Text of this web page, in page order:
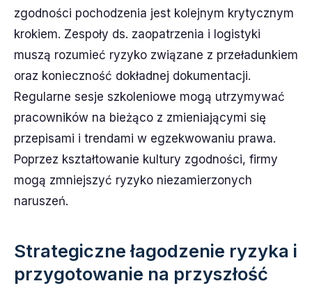
zgodności pochodzenia jest kolejnym krytycznym
krokiem. Zespoły ds. zaopatrzenia i logistyki
muszą rozumieć ryzyko związane z przeładunkiem
oraz konieczność dokładnej dokumentacji.
Regularne sesje szkoleniowe mogą utrzymywać
pracowników na bieżąco z zmieniającymi się
przepisami i trendami w egzekwowaniu prawa.
Poprzez kształtowanie kultury zgodności, firmy
mogą zmniejszyć ryzyko niezamierzonych
naruszeń.
Strategiczne łagodzenie ryzyka i
przygotowanie na przyszłość